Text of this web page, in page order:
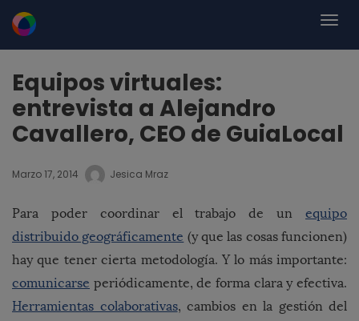
Equipos virtuales:
entrevista a Alejandro
Cavallero, CEO de GuiaLocal
Marzo 17, 2014 Jesica Mraz
Para poder coordinar el trabajo de un equipo
distribuido geográficamente (y que las cosas funcionen)
hay que tener cierta metodología. Y lo más importante:
comunicarse periódicamente, de forma clara y efectiva.
Herramientas colaborativas, cambios en la gestión del